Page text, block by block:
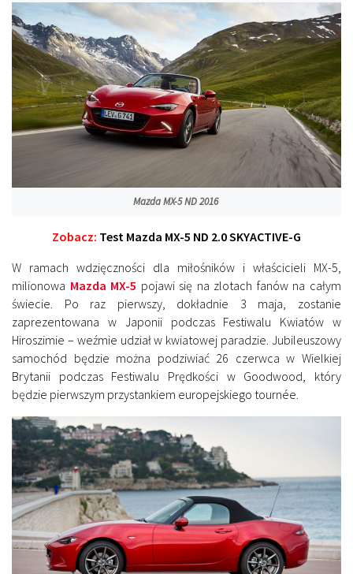
Mazda MX-5 ND 2016
Zobacz: Test Mazda MX-5 ND 2.0 SKYACTIVE-G
W ramach wdzięczności dla miłośników i właścicieli MX-5,
milionowa Mazda MX-5 pojawi się na zlotach fanów na całym
świecie. Po raz pierwszy, dokładnie 3 maja, zostanie
zaprezentowana w Japonii podczas Festiwalu Kwiatów w
Hiroszimie – weźmie udział w kwiatowej paradzie. Jubileuszowy
samochód będzie można podziwiać 26 czerwca w Wielkiej
Brytanii podczas Festiwalu Prędkości w Goodwood, który
będzie pierwszym przystankiem europejskiego tournée.